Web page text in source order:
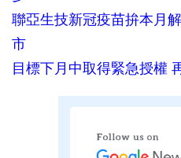
聯亞生技新冠疫苗拚本月
市
目標下月中取得緊急授權